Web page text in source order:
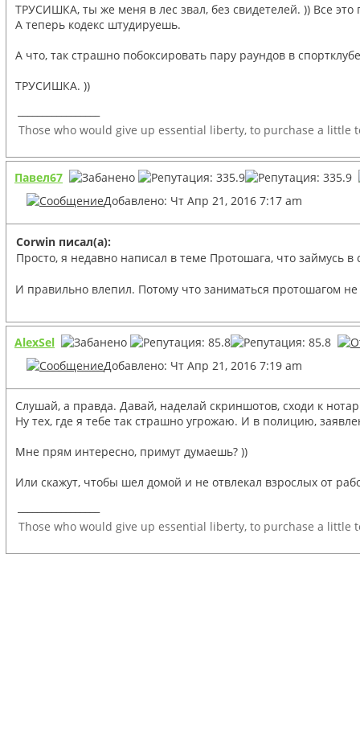
ТРУСИШКА, ты же меня в лес звал, без свидетелей. )) Все это
А теперь кодекс штудируешь.
А что, так страшно побоксировать пару раундов в
ТРУСИШКА. ))
Those who would give up essential liberty, to purchase a
Павел67
Добавлено: Чт Апр 21, 2016 7:17 am
Corwin писал(а):
Просто, я недавно написал в теме Протошага, что займусь
И правильно влепил. Потому что заниматься протошагом не
AlexSel
Добавлено: Чт Апр 21, 2016 7:19 am
Слушай, а правда. Давай, наделай скриншотов, сходи к
Ну тех, где я тебе так страшно угрожаю. И в полицию,
Мне прям интересно, примут думаешь? ))
Или скажут, чтобы шел домой и не отвлекал взрослых от
Those who would give up essential liberty, to purchase a